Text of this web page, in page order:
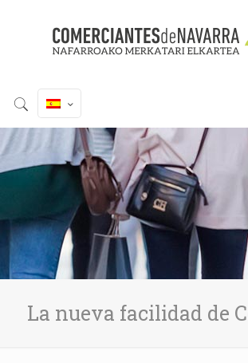
La nueva facilidad de